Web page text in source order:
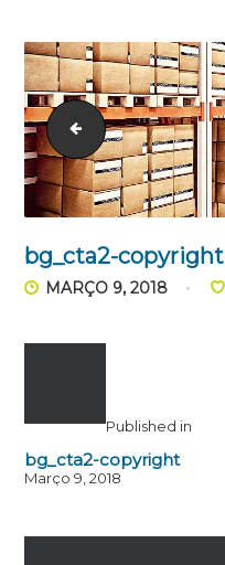
icon-3-copyright
bg_cta2-copyright
MARÇO 9, 2018
Published in
bg_cta2-copyright
Março 9, 2018